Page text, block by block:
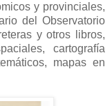
y provinciales,
del Observatorio
y otros libros,
cartografía
mapas en